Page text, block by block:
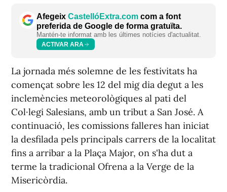
Afegeix CastellóExtra.com com a font
preferida de Google de forma gratuïta.
Mantén-te informat amb les últimes notícies d'actualitat.
ACTIVAR ARA
La jornada més solemne de les festivitats ha
començat sobre les 12 del mig dia degut a les
inclemències meteorològiques al pati del
Col·legi Salesians, amb un tribut a San José. A
continuació, les comissions falleres han iniciat
la desfilada pels principals carrers de la localitat
fins a arribar a la Plaça Major, on s'ha dut a
terme la tradicional Ofrena a la Verge de la
Misericòrdia.